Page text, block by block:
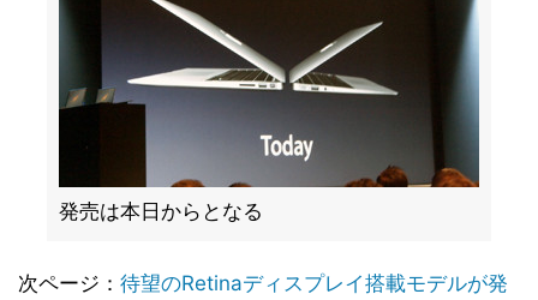
発売は本日からとなる
次ページ： 待望のRetinaディスプレイ搭載モデルが発